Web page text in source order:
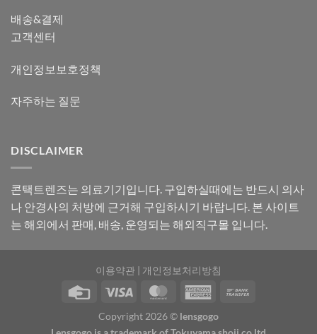
배송&결제
고객센터
개인정보보호정책
자주하는 질문
DISCLAIMER
콘택트렌즈는 의료기기입니다. 구입하실때에는 반드시 의사
나 안경사의 처방에 근거해 구입하시기 바랍니다. 본 사이트
는 해외에서 판매, 배송, 운영되는 해외직구몰 입니다.
이용약관 | 개인정보처리방침
Copyright 2026 © lensgogo